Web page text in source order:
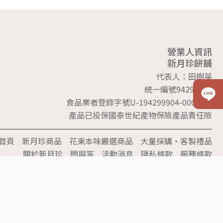
營業人資訊
新月珍餅舖
代表人：田樹英
統一編號94299904
食品業者登錄字號U-194299904-00000-4
產品已投保國泰世紀產物保險產品責任險
頁 新月珍商品 花東本味嚴選商品
大量採購‧客製禮品
關於新月珍
問與答 活動消息 隱私條款 服務條款